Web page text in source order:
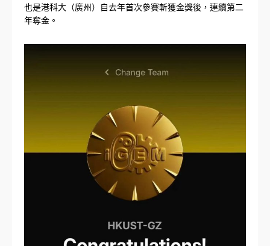
也是港科大（廣州）自去年首次參賽斬獲金獎後，連續第二
年奪金。